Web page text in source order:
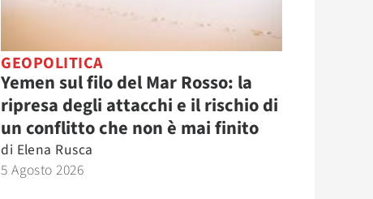
GEOPOLITICA
Yemen sul filo del Mar Rosso: la
ripresa degli attacchi e il rischio di
un conflitto che non è mai finito
di Elena Rusca
5 Agosto 2026